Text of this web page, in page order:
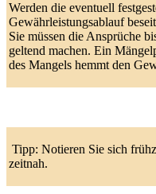
Werden die eventuell
Gewährleistungsablauf
Sie müssen die Ansprüche
geltend machen. Ein
des Mangels hemmt den
Tipp: Notieren Sie sich
zeitnah.